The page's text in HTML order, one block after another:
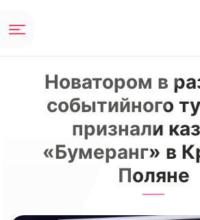
Новатором в
событийного
признали
«Бумеранг» в
Поляне